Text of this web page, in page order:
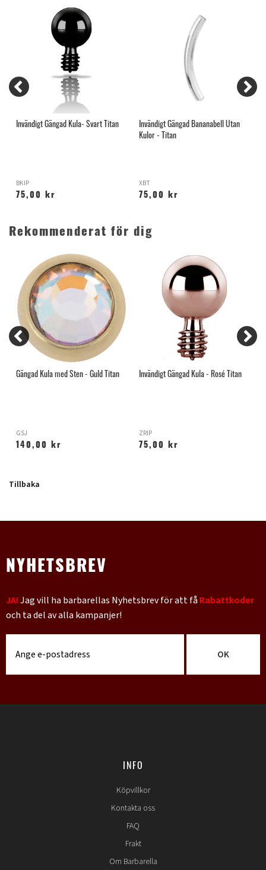
Invändigt Gängad Kula- Svart Titan
BKIP
75,00 kr
Invändigt Gängad Bananabell Utan
Kulor - Titan
XBT
75,00 kr
Rekommenderat för dig
Gängad Kula med Sten - Guld Titan
GSJ
140,00 kr
Invändigt Gängad Kula - Rosé Titan
ZRIP
75,00 kr
Tillbaka
NYHETSBREV
JA!Jag vill ha barbarellas Nyhetsbrev för att fåRabattkoder
och ta del av alla kampanjer!
OK
INFO
Köpvillkor
Kontakta oss
FAQ
Frakt
Om Barbarella